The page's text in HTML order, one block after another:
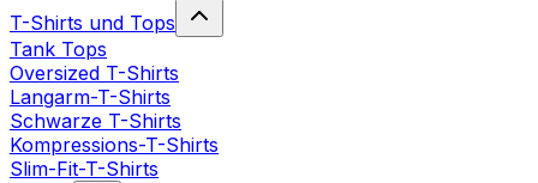
T-Shirts und Tops
Tank Tops
Oversized T-Shirts
Langarm-T-Shirts
Schwarze T-Shirts
Kompressions-T-Shirts
Slim-Fit-T-Shirts